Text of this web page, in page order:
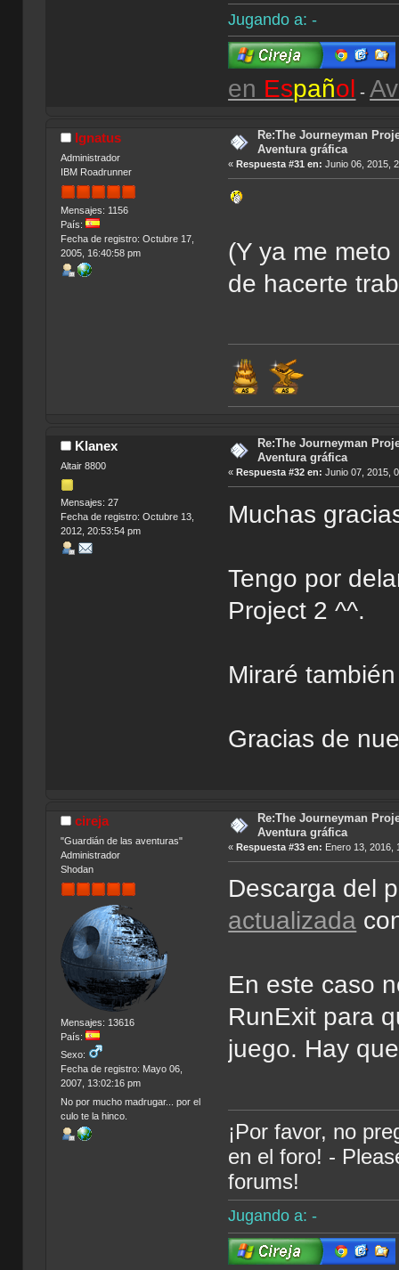
Jugando a: -
en Español -
Ignatus
Administrador
IBM Roadrunner
Mensajes: 1156
País:
Fecha de registro: Octubre 17,
2005, 16:40:58 pm
Re:The Journeyman
Aventura gráfica
«Respuesta #31 en: Junio 06, 2015,
(Y ya me
de hacerte
Klanex
Altair 8800
Mensajes: 27
Fecha de registro: Octubre 13,
2012, 20:53:54 pm
Re:The Journeyman
Aventura gráfica
« Respuesta #32 en: Junio 07, 2015,
Muchas
Tengo por
Project 2 ^^.
Miraré
Gracias de
cireja
"Guardián de las aventuras"
Administrador
Shodan
Mensajes: 13616
País:
Sexo:
Fecha de registro: Mayo 06,
2007, 13:02:16 pm
No por mucho madrugar... por el
culo te la hinco.
Re:The Journeyman
Aventura gráfica
«Respuesta #33 en: Enero 13, 2016,
Descarga del
actualizada
En este caso
RunExit para
juego. Hay
¡Por favor, no
en el foro! -
forums!
Jugando a: -